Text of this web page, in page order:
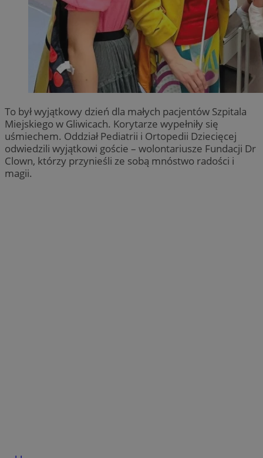
To był wyjątkowy dzień dla małych pacjentów Szpitala
Miejskiego w Gliwicach. Korytarze wypełniły się
uśmiechem. Oddział Pediatrii i Ortopedii Dziecięcej
odwiedzili wyjątkowi goście – wolontariusze Fundacji Dr
Clown, którzy przynieśli ze sobą mnóstwo radości i
magii.